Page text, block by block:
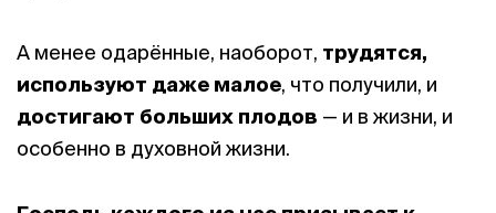
А менее одарённые, наоборот, трудятся,
используют даже малое, что получили, и
достигают больших плодов — и в жизни, и
особенно в духовной жизни.